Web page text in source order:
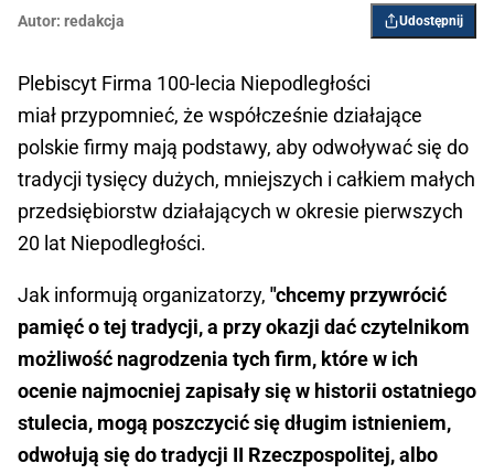
Autor: redakcja Udostępnij
Plebiscyt Firma 100-lecia Niepodległości
miał przypomnieć, że współcześnie działające
polskie firmy mają podstawy, aby odwoływać się do
tradycji tysięcy dużych, mniejszych i całkiem małych
przedsiębiorstw działających w okresie pierwszych
20 lat Niepodległości.
Jak informują organizatorzy, "chcemy przywrócić
pamięć o tej tradycji, a przy okazji dać czytelnikom
możliwość nagrodzenia tych firm, które w ich
ocenie najmocniej zapisały się w historii ostatniego
stulecia, mogą poszczycić się długim istnieniem,
odwołują się do tradycji II Rzeczpospolitej, albo